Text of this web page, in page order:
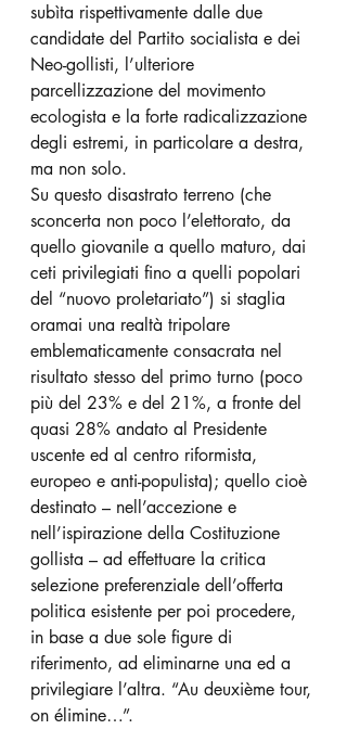
subìta rispettivamente dalle due
candidate del Partito socialista e dei
Neo-gollisti, l’ulteriore
parcellizzazione del movimento
ecologista e la forte radicalizzazione
degli estremi, in particolare a destra,
ma non solo.
Su questo disastrato terreno (che
sconcerta non poco l’elettorato, da
quello giovanile a quello maturo, dai
ceti privilegiati fino a quelli popolari
del “nuovo proletariato”) si staglia
oramai una realtà tripolare
emblematicamente consacrata nel
risultato stesso del primo turno (poco
più del 23% e del 21%, a fronte del
quasi 28% andato al Presidente
uscente ed al centro riformista,
europeo e anti-populista); quello cioè
destinato – nell’accezione e
nell’ispirazione della Costituzione
gollista – ad effettuare la critica
selezione preferenziale dell’offerta
politica esistente per poi procedere,
in base a due sole figure di
riferimento, ad eliminarne una ed a
privilegiare l’altra. “Au deuxième tour,
on élimine…”.